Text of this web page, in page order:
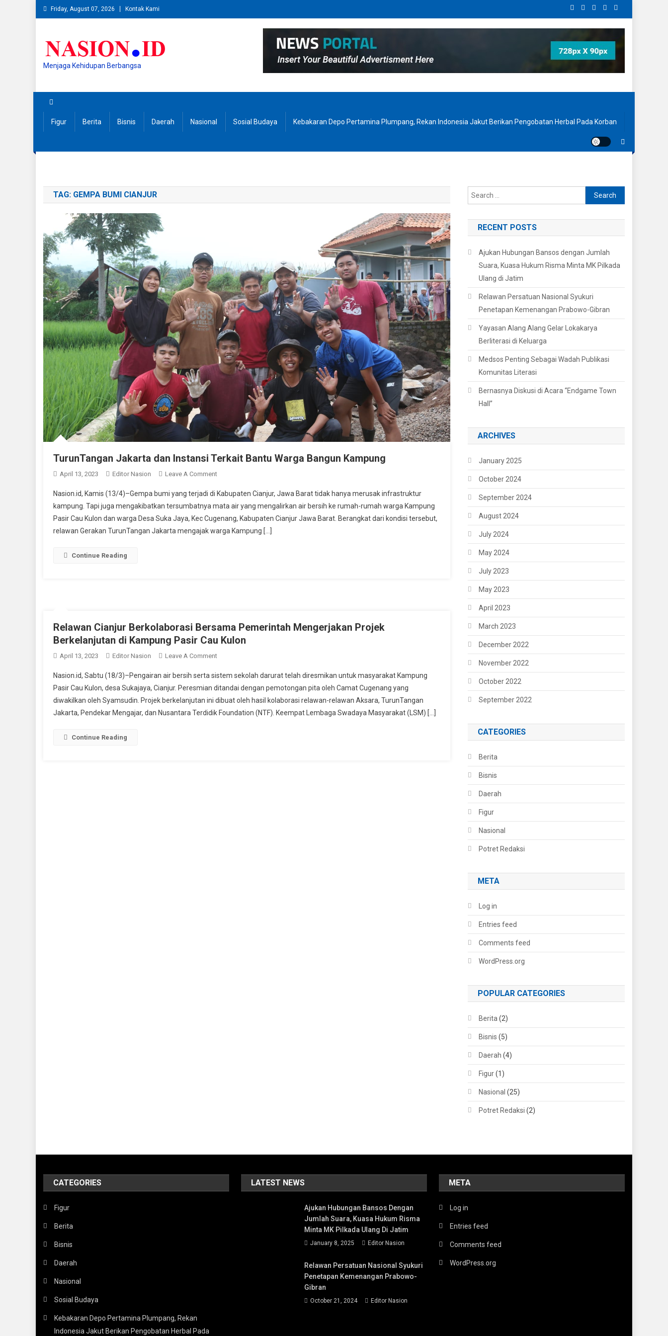
Skip
to
Friday, August 07, 2026 Kontak Kami
Menjaga Kehidupan Berbangsa
Figur Berita Bisnis Daerah Nasional Sosial Budaya Kebakaran Depo Pertamina Plumpang, Rekan Indonesia Jakut Berikan Pengobatan Herbal Pada Korban
TAG: GEMPA BUMI CIANJUR
TurunTangan Jakarta dan Instansi Terkait Bantu Warga Bangun Kampung
April 13, 2023 Editor Nasion Leave A CommentOn
Jakarta
Dan
Instansi
Terkait
Nasion.id, Kamis (13/4)–Gempa bumi yang terjadi di Kabupaten Cianjur, Jawa Barat tidak hanya merusak infrastruktur
kampung. Tapi juga mengakibatkan tersumbatnya mata air yang mengalirkan air bersih ke rumah-rumah warga Kampung
Pasir Cau Kulon dan warga Desa Suka Jaya, Kec Cugenang, Kabupaten Cianjur Jawa Barat. Berangkat dari kondisi tersebut,
relawan Gerakan TurunTangan Jakarta mengajak warga Kampung […]
Continue Reading
Relawan Cianjur Berkolaborasi Bersama Pemerintah Mengerjakan Projek
Berkelanjutan di Kampung Pasir Cau Kulon
April 13, 2023 Editor Nasion Leave A CommentOn
Cianjur
Berkolaborasi
Bersama
Pemerintah
Nasion.id, Sabtu (18/3)–Pengairan air bersih serta sistem sekolah darurat telah diresmikan untuk masyarakat Kampung
Pasir Cau Kulon, desa Sukajaya, Cianjur. Peresmian ditandai dengan pemotongan pita oleh Camat Cugenang yang
diwakilkan oleh Syamsudin. Projek berkelanjutan ini dibuat oleh hasil kolaborasi relawan-relawan Aksara, TurunTangan
Jakarta, Pendekar Mengajar, dan Nusantara Terdidik Foundation (NTF). Keempat Lembaga Swadaya Masyarakat (LSM) […]
Continue Reading
Search
for:
RECENT POSTS
Ajukan Hubungan Bansos dengan Jumlah
Suara, Kuasa Hukum Risma Minta MK Pilkada
Ulang di Jatim
Relawan Persatuan Nasional Syukuri
Penetapan Kemenangan Prabowo-Gibran
Yayasan Alang Alang Gelar Lokakarya
Berliterasi di Keluarga
Medsos Penting Sebagai Wadah Publikasi
Komunitas Literasi
Bernasnya Diskusi di Acara “Endgame Town
Hall”
ARCHIVES
January 2025
October 2024
September 2024
August 2024
July 2024
May 2024
July 2023
May 2023
April 2023
March 2023
December 2022
November 2022
October 2022
September 2022
CATEGORIES
Berita
Bisnis
Daerah
Figur
Nasional
Potret Redaksi
META
Log in
Entries feed
Comments feed
WordPress.org
POPULAR CATEGORIES
Berita (2)
Bisnis (5)
Daerah (4)
Figur(1)
Nasional (25)
Potret Redaksi (2)
CATEGORIES
Figur
Berita
Bisnis
Daerah
Nasional
Sosial Budaya
Kebakaran Depo Pertamina Plumpang, Rekan
Indonesia Jakut Berikan Pengobatan Herbal Pada
LATEST NEWS
Ajukan Hubungan Bansos Dengan
Jumlah Suara, Kuasa Hukum Risma
Minta MK Pilkada Ulang Di Jatim
January 8, 2025 Editor Nasion
Relawan Persatuan Nasional Syukuri
Penetapan Kemenangan Prabowo-
Gibran
October 21, 2024 Editor Nasion
META
Log in
Entries feed
Comments feed
WordPress.org